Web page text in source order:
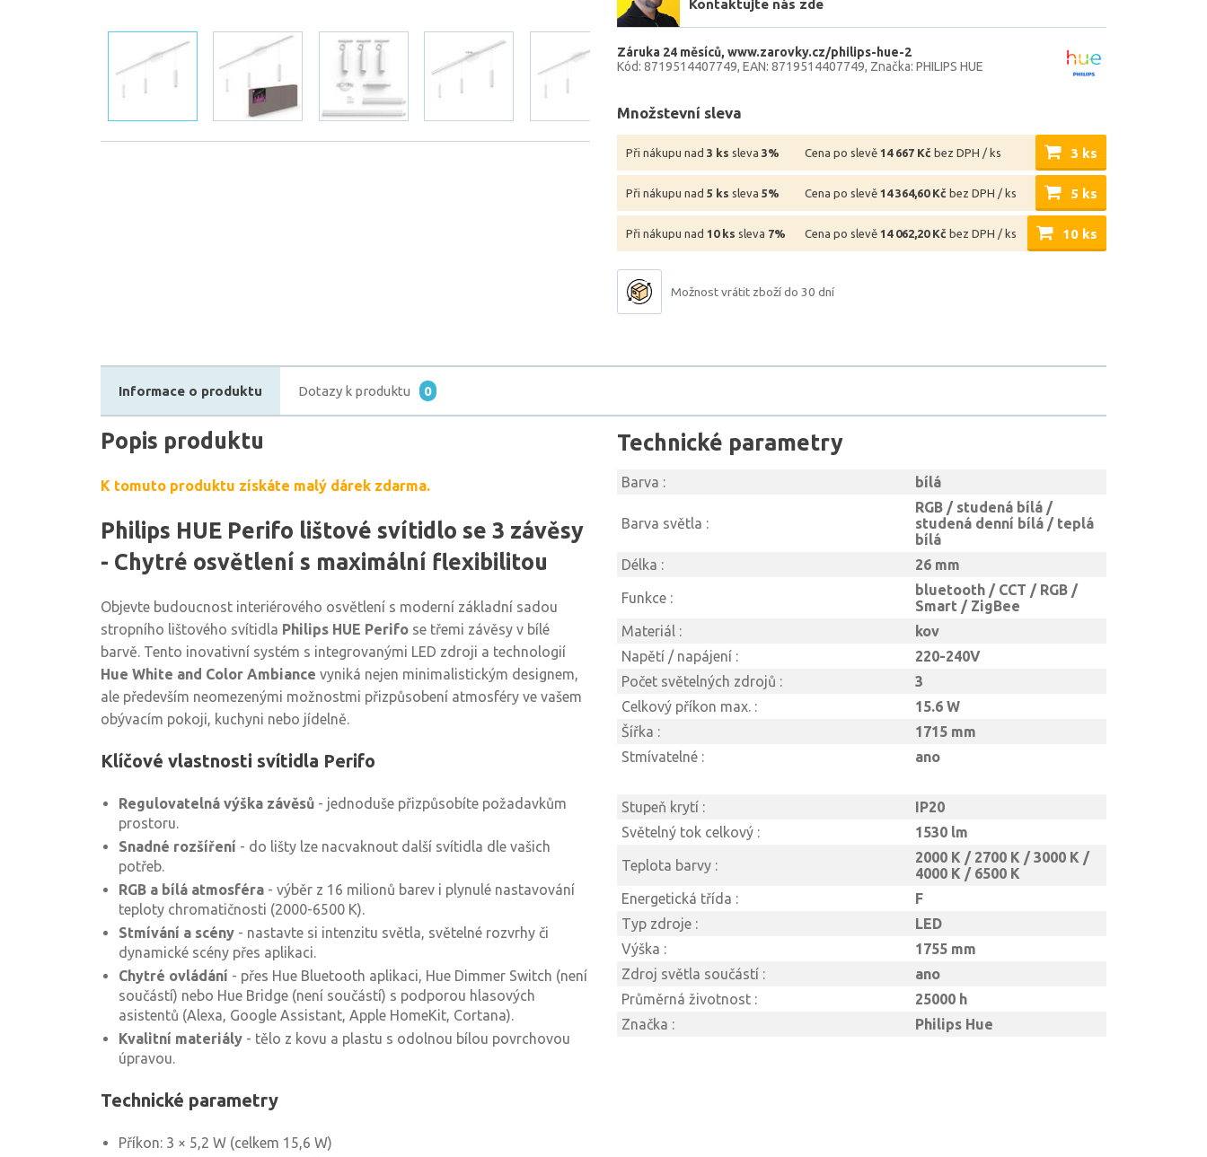
Kontaktujte nás zde
Záruka 24 měsíců www.zarovky.cz/philips-hue-2
Kód: 8719514407749 EAN: 8719514407749 Značka: PHILIPS HUE
Množstevní sleva
Při nákupu nad 3 ks sleva 3% Cena po slevě 14 667 Kč bez DPH / ks 3 ks
Při nákupu nad 5 ks sleva 5% Cena po slevě 14 364,60 Kč bez DPH / ks 5 ks
Při nákupu nad 10 ks sleva 7% Cena po slevě 14 062,20 Kč bez DPH / ks 10 ks
Možnost vrátit zboží do 30 dní
Informace o produktu Dotazy k produktu 0
Popis produktu
K tomuto produktu získáte malý dárek zdarma.
Philips HUE Perifo lištové svítidlo se 3 závěsy
- Chytré osvětlení s maximální flexibilitou
Objevte budoucnost interiérového osvětlení s moderní základní sadou
stropního lištového svítidla Philips HUE Perifo se třemi závěsy v bílé
barvě. Tento inovativní systém s integrovanými LED zdroji a technologií
Hue White and Color Ambiance vyniká nejen minimalistickým designem,
ale především neomezenými možnostmi přizpůsobení atmosféry ve vašem
obývacím pokoji, kuchyni nebo jídelně.
Klíčové vlastnosti svítidla Perifo
Regulovatelná výška závěsů - jednoduše přizpůsobíte požadavkům
prostoru.
Snadné rozšíření - do lišty lze nacvaknout další svítidla dle vašich
potřeb.
RGB a bílá atmosféra - výběr z 16 milionů barev i plynulé nastavování
teploty chromatičnosti (2000-6500 K).
Stmívání a scény - nastavte si intenzitu světla, světelné rozvrhy či
dynamické scény přes aplikaci.
Chytré ovládání - přes Hue Bluetooth aplikaci, Hue Dimmer Switch (není
součástí) nebo Hue Bridge (není součástí) s podporou hlasových
asistentů (Alexa, Google Assistant, Apple HomeKit, Cortana).
Kvalitní materiály - tělo z kovu a plastu s odolnou bílou povrchovou
úpravou.
Technické parametry
Příkon: 3 × 5,2 W (celkem 15,6 W)
Technické parametry
Barva : bílá
Barva světla :
RGB / studená bílá /
studená denní bílá / teplá
bílá
Délka :
26 mm
Funkce :
bluetooth / CCT / RGB /
Smart / ZigBee
Materiál :
kov
Napětí / napájení :
220-240V
Počet světelných zdrojů :
3
Celkový příkon max. :
15.6 W
Šířka :
1715 mm
Stmívatelné :
ano
Stupeň krytí :
IP20
Světelný tok celkový :
1530 lm
Teplota barvy :
2000 K / 2700 K / 3000 K /
4000 K / 6500 K
Energetická třída :
F
Typ zdroje :
LED
Výška :
1755 mm
Zdroj světla součástí :
ano
Průměrná životnost :
25000 h
Značka :
Philips Hue